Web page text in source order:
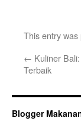
This entry was
← Kuliner
Terbaik
Blogger